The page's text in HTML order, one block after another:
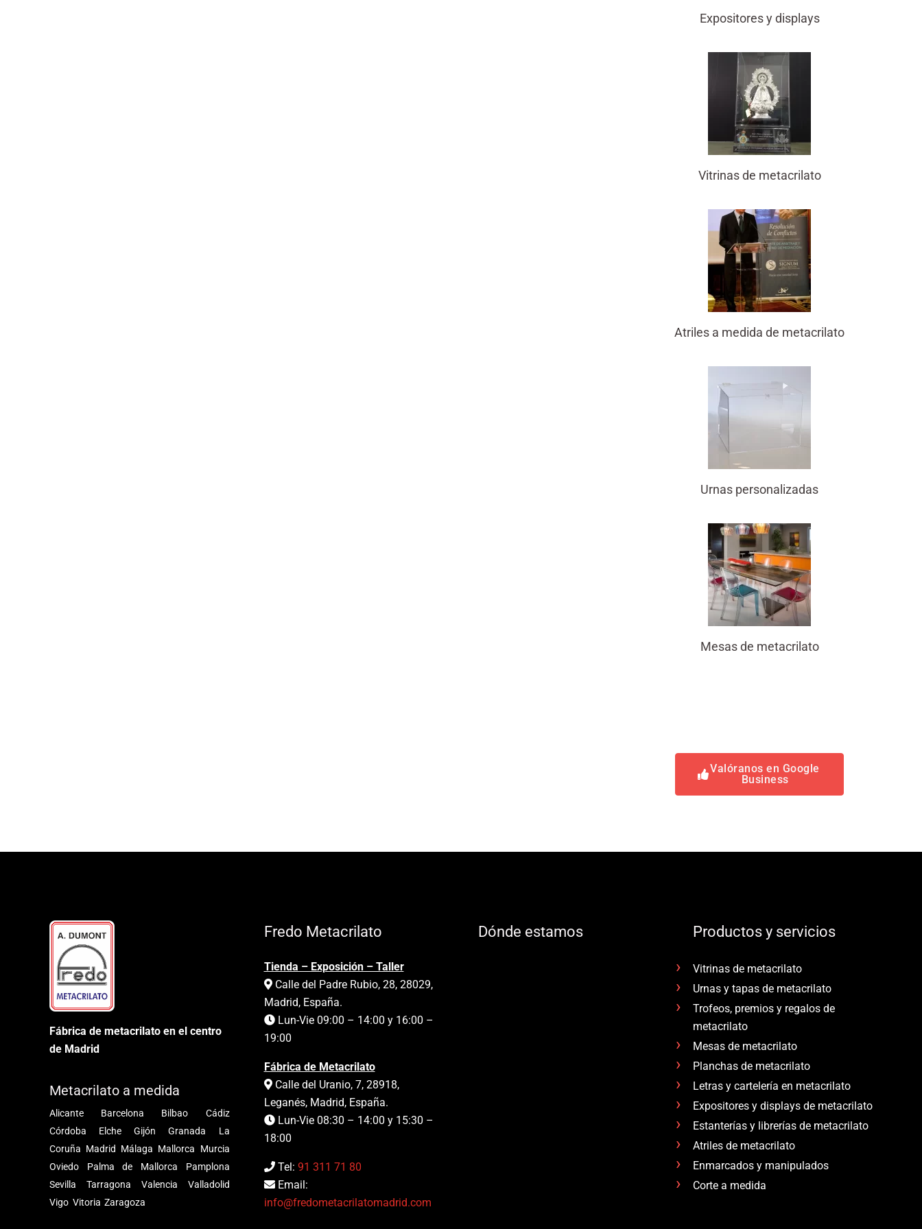
Expositores y displays
Vitrinas de metacrilato
Atriles a medida de metacrilato
Urnas personalizadas
Mesas de metacrilato
Valóranos en Google
Business
Fábrica de metacrilato en el centro
de Madrid
Metacrilato a medida
Alicante Barcelona Bilbao
Cádiz
Córdoba
Elche Gijón Granada
La
Coruña Madrid Málaga Mallorca
Murcia
Oviedo
Palma de Mallorca
Pamplona
Sevilla
Tarragona Valencia
Valladolid
Vigo Vitoria Zaragoza
Fredo Metacrilato
Tienda – Exposición – Taller
Calle del Padre Rubio, 28, 28029,
Madrid, España.
Lun-Vie 09:00 – 14:00 y 16:00 –
19:00
Fábrica de Metacrilato
Calle del Uranio, 7, 28918,
Leganés, Madrid, España.
Lun-Vie 08:30 – 14:00 y 15:30 –
18:00
Tel: 91 311 71 80
Email:
info@fredometacrilatomadrid.com
Dónde estamos Productos y servicios
Vitrinas de metacrilato
Urnas y tapas de metacrilato
Trofeos, premios y regalos de
metacrilato
Mesas de metacrilato
Planchas de metacrilato
Letras y cartelería en metacrilato
Expositores y displays de metacrilato
Estanterías y librerías de metacrilato
Atriles de metacrilato
Enmarcados y manipulados
Corte a medida